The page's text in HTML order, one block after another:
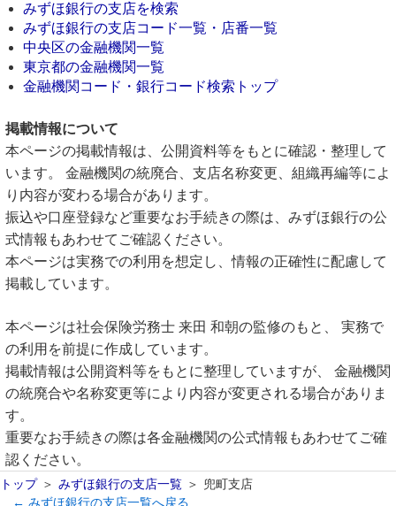
みずほ銀行の支店を検索
みずほ銀行の支店コード一覧・店番一覧
中央区の金融機関一覧
東京都の金融機関一覧
金融機関コード・銀行コード検索トップ
掲載情報について
本ページの掲載情報は、公開資料等をもとに確認・整理して
います。 金融機関の統廃合、支店名称変更、組織再編等によ
り内容が変わる場合があります。
振込や口座登録など重要なお手続きの際は、みずほ銀行の公
式情報もあわせてご確認ください。
本ページは実務での利用を想定し、情報の正確性に配慮して
掲載しています。
本ページは社会保険労務士 来田 和朝の監修のもと、 実務で
の利用を前提に作成しています。
掲載情報は公開資料等をもとに整理していますが、 金融機関
の統廃合や名称変更等により内容が変更される場合がありま
す。
重要なお手続きの際は各金融機関の公式情報もあわせてご確
認ください。
トップ みずほ銀行の支店一覧
兜町支店
← みずほ銀行の支店一覧へ戻る